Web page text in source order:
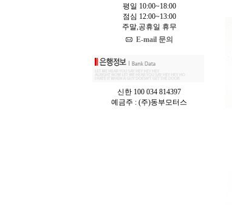
평일 10:00~18:00
점심 12:00~13:00
주말,공휴일 휴무
E-mail 문의
신한 100 034 814397
예금주 : (주)동부모터스